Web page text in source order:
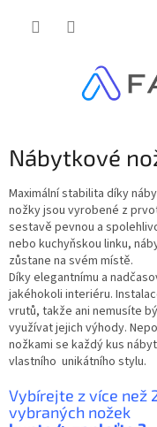
Nábytkové
Maximální stabilita díky
nožky jsou vyrobené z
sestavě pevnou a
nebo kuchyňskou linku,
zůstane na svém místě.
Díky elegantnímu a
jakéhokoli interiéru.
vrutů, takže ani nemusíte
využívat jejich výhody.
nožkami se každý kus
vlastního unikátního stylu.
Vybírejte z více než
vybraných nožek